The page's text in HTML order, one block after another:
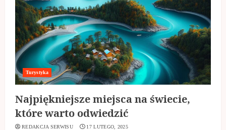
Turystyka
Najpiękniejsze miejsca na świecie,
które warto odwiedzić
REDAKCJA SERWISU 17 LUTEGO, 2025